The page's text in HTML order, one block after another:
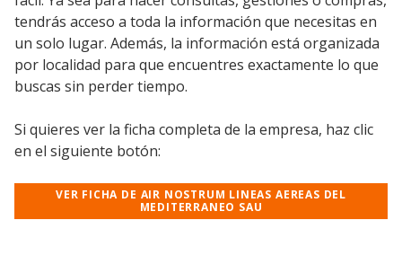
tendrás acceso a toda la información que necesitas en
un solo lugar. Además, la información está organizada
por localidad para que encuentres exactamente lo que
buscas sin perder tiempo.
Si quieres ver la ficha completa de la empresa, haz clic
en el siguiente botón:
VER FICHA DE AIR NOSTRUM LINEAS AEREAS DEL
MEDITERRANEO SAU